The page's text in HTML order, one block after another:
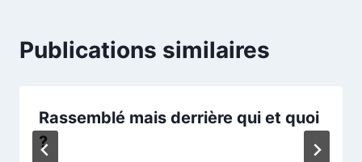
Publications similaires
Rassemblé mais derrière qui et quoi
?